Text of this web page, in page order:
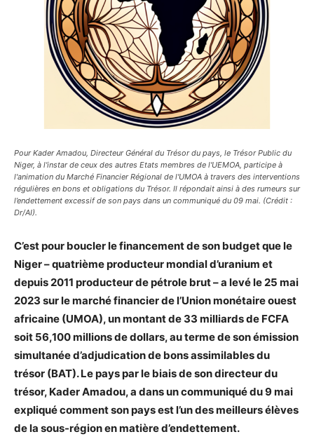
Pour Kader Amadou, Directeur Général du Trésor du pays, le Trésor Public du
Niger, à l'instar de ceux des autres Etats membres de l'UEMOA, participe à
l'animation du Marché Financier Régional de l'UMOA à travers des interventions
régulières en bons et obligations du Trésor. Il répondait ainsi à des rumeurs sur
l’endettement excessif de son pays dans un communiqué du 09 mai. (Crédit :
Dr/AI).
C’est pour boucler le financement de son budget que le
Niger – quatrième producteur mondial d’uranium et
depuis 2011 producteur de pétrole brut – a levé le 25 mai
2023 sur le marché financier de l’Union monétaire ouest
africaine (UMOA), un montant de 33 milliards de FCFA
soit 56,100 millions de dollars, au terme de son émission
simultanée d’adjudication de bons assimilables du
trésor (BAT). Le pays par le biais de son directeur du
trésor, Kader Amadou, a dans un communiqué du 9 mai
expliqué comment son pays est l’un des meilleurs élèves
de la sous-région en matière d’endettement.